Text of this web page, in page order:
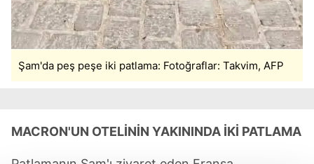
Şam'da peş peşe iki patlama: Fotoğraflar: Takvim, AFP
MACRON'UN OTELİNİN YAKININDA İKİ PATLAMA